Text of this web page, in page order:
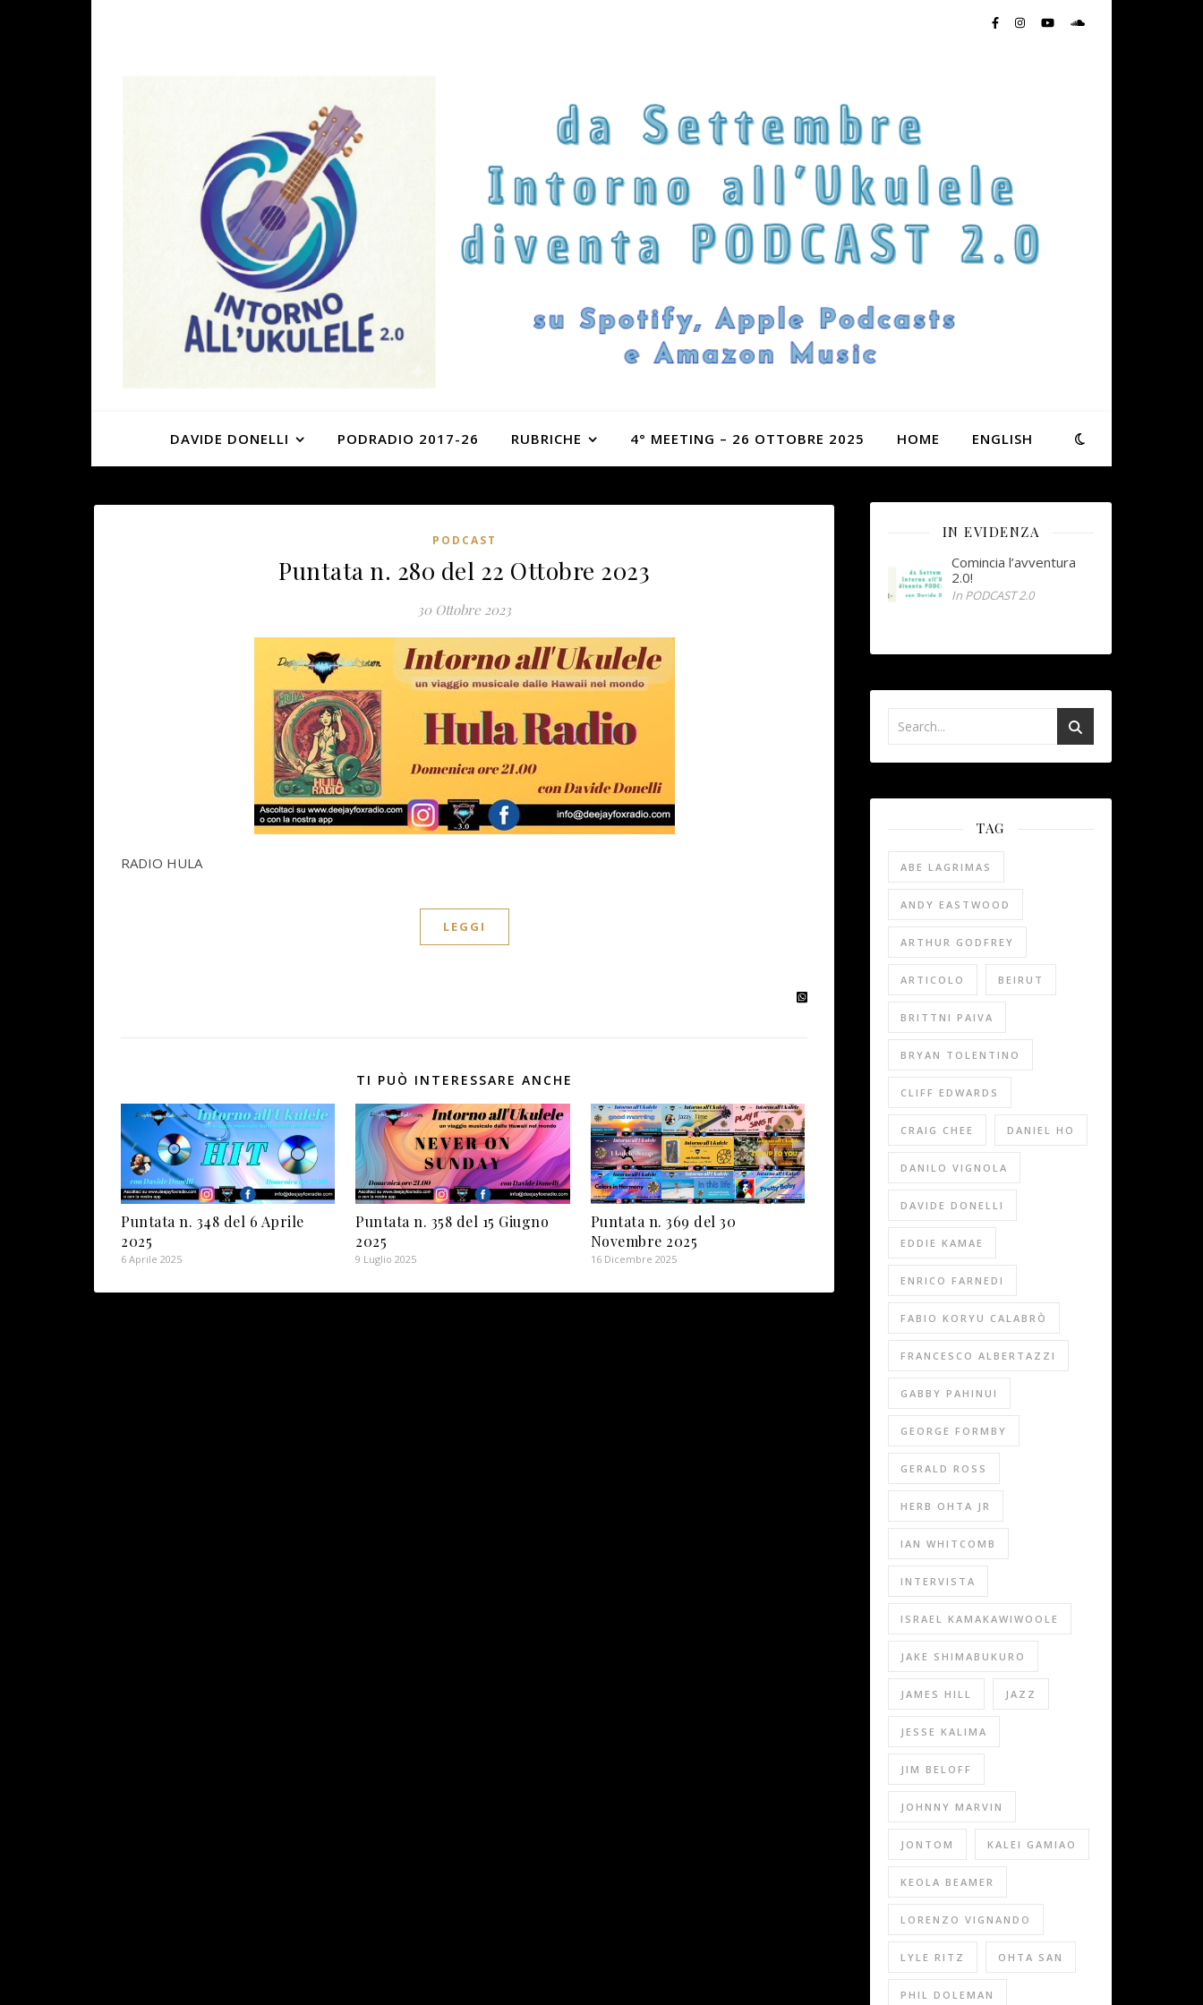
DAVIDE DONELLI PODRADIO 2017-26 RUBRICHE 4° MEETING – 26 OTTOBRE 2025 HOME ENGLISH
PODCAST
Puntata n. 280 del 22 Ottobre 2023
30 Ottobre 2023
RADIO HULA
LEGGI
TI PUÒ INTERESSARE ANCHE
Puntata n. 348 del 6 Aprile
2025
6 Aprile 2025
Puntata n. 358 del 15 Giugno
2025
9 Luglio 2025
Puntata n. 369 del 30
Novembre 2025
16 Dicembre 2025
IN EVIDENZA
Comincia l’avventura
2.0!
In PODCAST 2.0
TAG
ABE LAGRIMAS
ANDY EASTWOOD
ARTHUR GODFREY
ARTICOLO BEIRUT
BRITTNI PAIVA
BRYAN TOLENTINO
CLIFF EDWARDS
CRAIG CHEE DANIEL HO
DANILO VIGNOLA
DAVIDE DONELLI
EDDIE KAMAE
ENRICO FARNEDI
FABIO KORYU CALABRÒ
FRANCESCO ALBERTAZZI
GABBY PAHINUI
GEORGE FORMBY
GERALD ROSS
HERB OHTA JR
IAN WHITCOMB
INTERVISTA
ISRAEL KAMAKAWIWOOLE
JAKE SHIMABUKURO
JAMES HILL JAZZ
JESSE KALIMA
JIM BELOFF
JOHNNY MARVIN
JONTOM KALEI GAMIAO
KEOLA BEAMER
LORENZO VIGNANDO
LYLE RITZ OHTA SAN
PHIL DOLEMAN